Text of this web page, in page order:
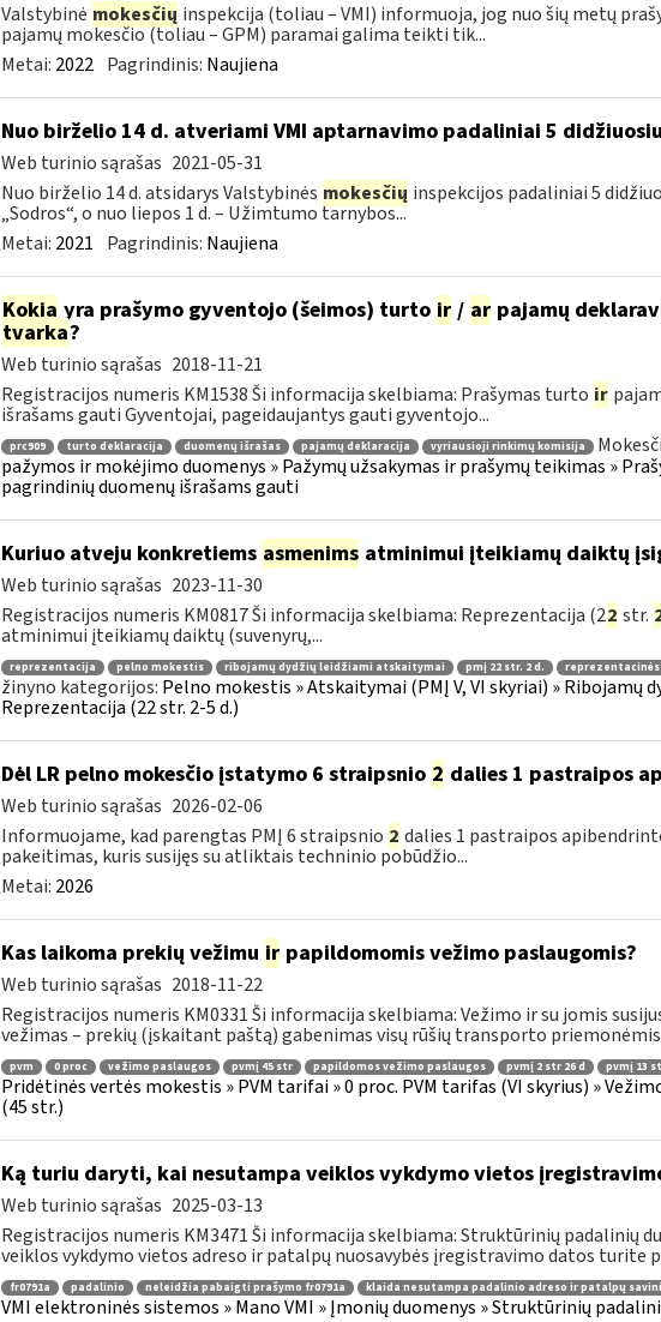
Valstybinė mokesčių inspekcija (toliau – VMI) informuoja, jog nuo šių metų
pajamų mokesčio (toliau – GPM) paramai galima teikti tik...
Metai: 2022 Pagrindinis: Naujiena
Nuo birželio 14 d. atveriami VMI aptarnavimo padaliniai 5
Web turinio sąrašas 2021-05-31
Nuo birželio 14 d. atsidarys Valstybinės mokesčių inspekcijos padaliniai 5
„Sodros“, o nuo liepos 1 d. – Užimtumo tarnybos...
Metai: 2021 Pagrindinis: Naujiena
Kokiayra prašymo gyventojo (šeimos) turto ir/ arpajamų
tvarka?
Web turinio sąrašas 2018-11-21
Registracijos numeris KM1538 Ši informacija skelbiama: Prašymas turto ir
išrašams gauti Gyventojai, pageidaujantys gauti gyventojo...
prc909 turto deklaracija duomenų išrašas pajamų deklaracija vyriausioji rinkimų komisija
pažymos ir mokėjimo duomenys » Pažymų užsakymas ir prašymų teikimas »
pagrindinių duomenų išrašams gauti
Kuriuo atveju konkretiems asmenims atminimui įteikiamų daiktų
Web turinio sąrašas 2023-11-30
Registracijos numeris KM0817 Ši informacija skelbiama: Reprezentacija (22 str.
atminimui įteikiamų daiktų (suvenyrų,...
reprezentacija pelno mokestis ribojamų dydžių leidžiami atskaitymai pmį 22 str. 2 d. reprezentacinės
žinyno kategorijos: Pelno mokestis » Atskaitymai (PMĮ V, VI skyriai) » Ribojamų
Reprezentacija (22 str. 2-5 d.)
Dėl LR pelno mokesčio įstatymo 6 straipsnio 2 dalies 1 pastraipos
Web turinio sąrašas 2026-02-06
Informuojame, kad parengtas PMĮ 6 straipsnio 2 dalies 1 pastraipos
pakeitimas, kuris susijęs su atliktais techninio pobūdžio...
Metai: 2026
Kas laikoma prekių vežimu irpapildomomis vežimo paslaugomis?
Web turinio sąrašas 2018-11-22
Registracijos numeris KM0331 Ši informacija skelbiama: Vežimo ir su jomis
vežimas – prekių (įskaitant paštą) gabenimas visų rūšių transporto
pvm 0 proc vežimo paslaugos pvmį 45 str papildomos vežimo paslaugos pvmį 2 str 26 d pvmį 13
Pridėtinės vertės mokestis » PVM tarifai » 0 proc. PVM tarifas (VI skyrius) »
(45 str.)
Ką turiu daryti, kai nesutampa veiklos vykdymo vietos
Web turinio sąrašas 2025-03-13
Registracijos numeris KM3471 Ši informacija skelbiama: Struktūrinių padalinių
veiklos vykdymo vietos adreso ir patalpų nuosavybės įregistravimo datos turite
fr0791a padalinio neleidžia pabaigti prašymo fr0791a klaida nesutampa padalinio adreso ir patalpų
VMI elektroninės sistemos » Mano VMI » Įmonių duomenys » Struktūrinių